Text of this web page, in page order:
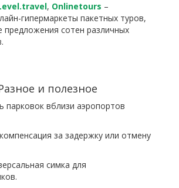
, Onlinetours –
гипермаркеты пакетных туров,
сотен различных
и полезное
парковок вблизи аэропортов
за задержку или отмену
симка для